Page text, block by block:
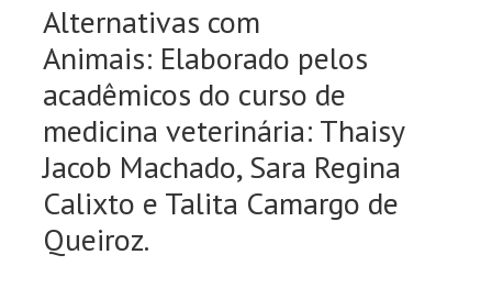
Alternativas com
Animais: Elaborado pelos
acadêmicos do curso de
medicina veterinária: Thaisy
Jacob Machado, Sara Regina
Calixto e Talita Camargo de
Queiroz.